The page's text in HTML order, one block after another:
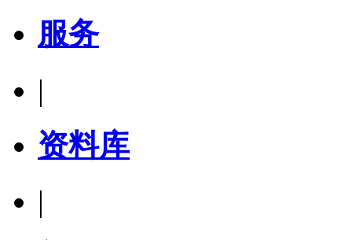
服务
|
资料库
|